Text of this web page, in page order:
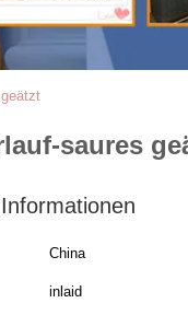
saures
China
inlaid